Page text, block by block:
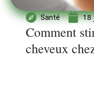
Santé 18
Comment
cheveux